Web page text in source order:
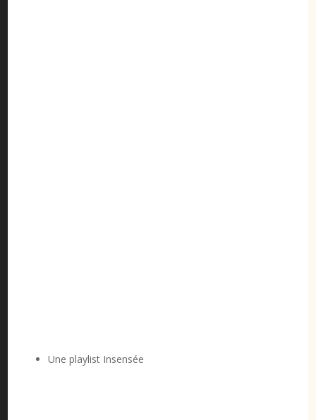
Une playlist Insensée